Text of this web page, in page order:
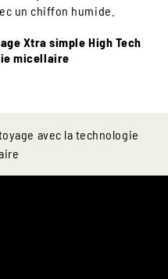
un chiffon humide.
Xtra simple High Tech
micellaire
avec la technologie